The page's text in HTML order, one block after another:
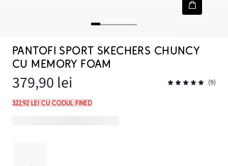
PANTOFI SPORT SKECHERS CHUNCY
CU MEMORY FOAM
379,90 lei (9)
322,92 lei cu codul FINED